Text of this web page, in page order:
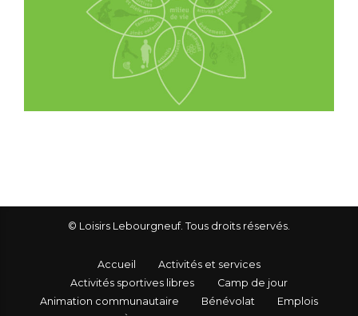
© Loisirs Lebourgneuf. Tous droits réservés.
Accueil
Activités et services
Activités sportives libres
Camp de jour
Animation communautaire
Bénévolat
Emplois